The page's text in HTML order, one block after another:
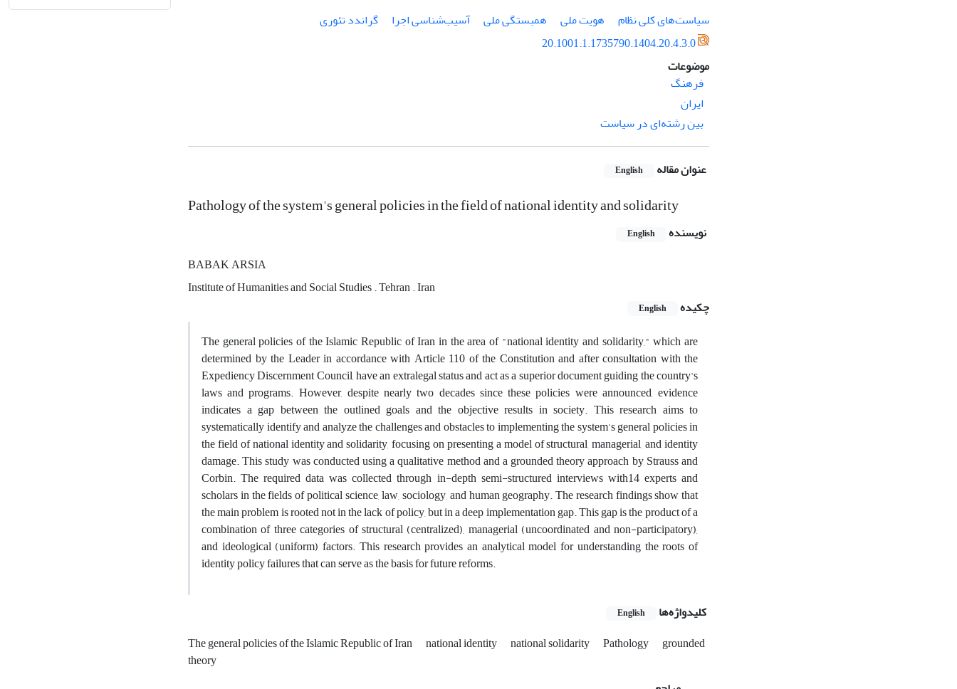
سیاست‌های کلی نظام
هویت ملی همبستگی ملی آسیب‌شناسی اجرا
گراندد تئوری
20.1001.1.1735790.1404.20.4.3.0
موضوعات
فرهنگ
ایران
بین رشته‌ای در سیاست
عنوان مقاله English
Pathology of the system's general policies in the field of national identity and solidarity
نویسنده English
BABAK ARSIA
Institute of Humanities and Social Studies . Tehran . Iran
چکیده
English
The general policies of the Islamic Republic of Iran in the area of "national identity and solidarity," which are
determined by the Leader in accordance with Article 110 of the Constitution and after consultation with the
Expediency Discernment Council, have an extralegal status and act as a superior document guiding the country's
laws and programs. However, despite nearly two decades since these policies were announced, evidence
indicates a gap between the outlined goals and the objective results in society. This research aims to
systematically identify and analyze the challenges and obstacles to implementing the system's general policies in
the field of national identity and solidarity, focusing on presenting a model of structural, managerial, and identity
damage. This study was conducted using a qualitative method and a grounded theory approach by Strauss and
Corbin. The required data was collected through in-depth semi-structured interviews with14 experts and
scholars in the fields of political science, law, sociology, and human geography. The research findings show that
the main problem is rooted not in the lack of policy, but in a deep implementation gap. This gap is the product of a
combination of three categories of structural (centralized), managerial (uncoordinated and non-participatory),
and ideological (uniform) factors. This research provides an analytical model for understanding the roots of
identity policy failures that can serve as the basis for future reforms.
کلیدواژه‌ها English
The general policies of the Islamic Republic of Iran national identity national solidarity Pathology
grounded
theory